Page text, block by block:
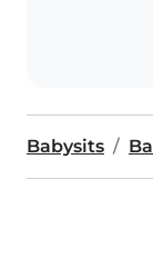
Babysits